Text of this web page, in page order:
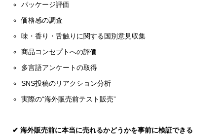
パッケージ評価
価格感の調査
味・香り・舌触りに関する国別意見収集
商品コンセプトへの評価
多言語アンケートの取得
SNS投稿のリアクション分析
実際の“海外販売前テスト販売”
✔ 海外販売前に本当に売れるかどうかを事前に検証できる